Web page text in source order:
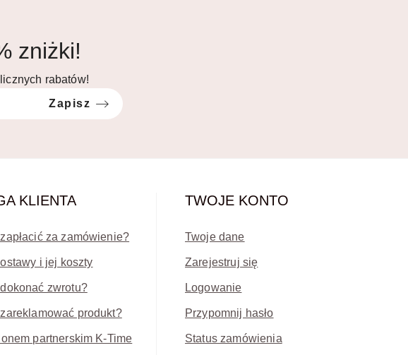
zniżki!
rabatów!
Zapisz
KLIENTA
za zamówienie?
i jej koszty
zwrotu?
produkt?
partnerskim K-Time
TWOJE KONTO
Twoje dane
Zarejestruj się
Logowanie
Przypomnij hasło
Status zamówienia